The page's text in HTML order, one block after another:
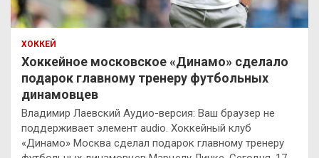
ХОККЕЙ
Хоккейное московское «Динамо» сделало
подарок главному тренеру футбольных
динамовцев
Владимир Лаевский Аудио-версия: Ваш браузер не
поддерживает элемент audio. Хоккейный клуб
«Динамо» Москва сделал подарок главному тренеру